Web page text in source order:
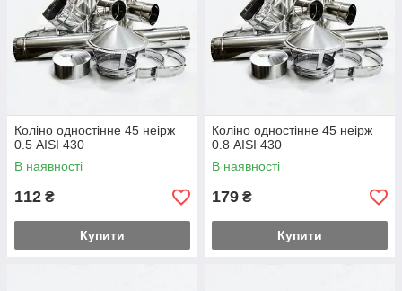
Коліно одностінне 45 неірж
0.5 AISI 430
В наявності
112 ₴
Купити
Коліно одностінне 45 неірж
0.8 AISI 430
В наявності
179 ₴
Купити